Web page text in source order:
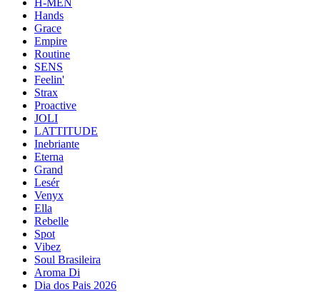
H-MEN
Hands
Grace
Empire
Routine
SENS
Feelin'
Strax
Proactive
JOLI
LATTITUDE
Inebriante
Eterna
Grand
Lesér
Venyx
Ella
Rebelle
Spot
Vibez
Soul Brasileira
Aroma Di
Dia dos Pais 2026